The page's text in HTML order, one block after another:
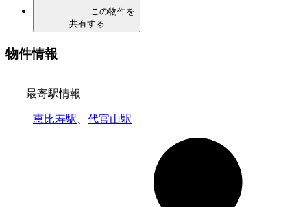
この物件を
共有する
物件情報
最寄駅情報
恵比寿駅 代官山駅